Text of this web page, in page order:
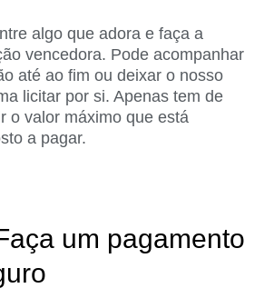
algo que adora e faça a
vencedora. Pode acompanhar
até ao fim ou deixar o nosso
licitar por si. Apenas tem de
o valor máximo que está
a pagar.
um pagamento